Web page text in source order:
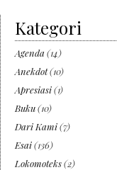
Kategori
Agenda (14)
Anekdot(10)
Apresiasi(1)
Buku(10)
Dari Kami(7)
Esai(136)
Lokomoteks(2)